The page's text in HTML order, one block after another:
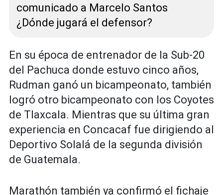
comunicado a Marcelo Santos
¿Dónde jugará el defensor?
En su época de entrenador de la Sub-20
del Pachuca donde estuvo cinco años,
Rudman ganó un bicampeonato, también
logró otro bicampeonato con los Coyotes
de Tlaxcala. Mientras que su última gran
experiencia en Concacaf fue dirigiendo al
Deportivo Solalá de la segunda división
de Guatemala.
Marathón también ya confirmó el fichaje